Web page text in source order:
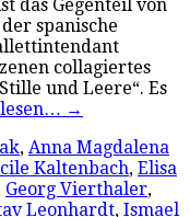
das Gegenteil von
spanische
collagiertes
und Leere“. Es
→
, Anna Magdalena
Kaltenbach, Elisa
Georg Vierthaler,
Leonhardt, Ismael